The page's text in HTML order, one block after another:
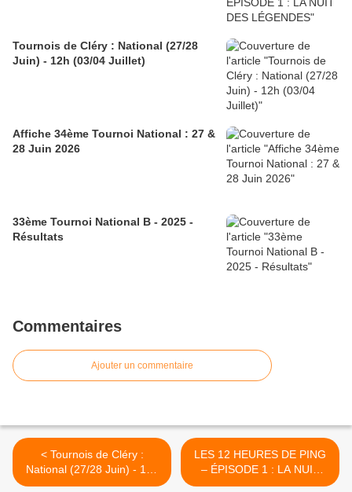
Tournois de Cléry : National (27/28
Juin) - 12h (03/04 Juillet)
Affiche 34ème Tournoi National : 27 &
28 Juin 2026
33ème Tournoi National B - 2025 -
Résultats
Commentaires
Ajouter un commentaire
< Tournois de Cléry :
National (27/28 Juin) - 12h
(03/04 Juillet)
LES 12 HEURES DE PING
– ÉPISODE 1 : LA NUIT
DES LÉGENDES >